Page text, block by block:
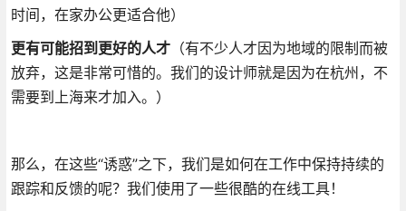
时间，在家办公更适合他）
更有可能招到更好的人才（有不少人才因为地域的限制而被
放弃，这是非常可惜的。我们的设计师就是因为在杭州，不
需要到上海来才加入。）
那么，在这些“诱惑”之下，我们是如何在工作中保持持续的
跟踪和反馈的呢？我们使用了一些很酷的在线工具！